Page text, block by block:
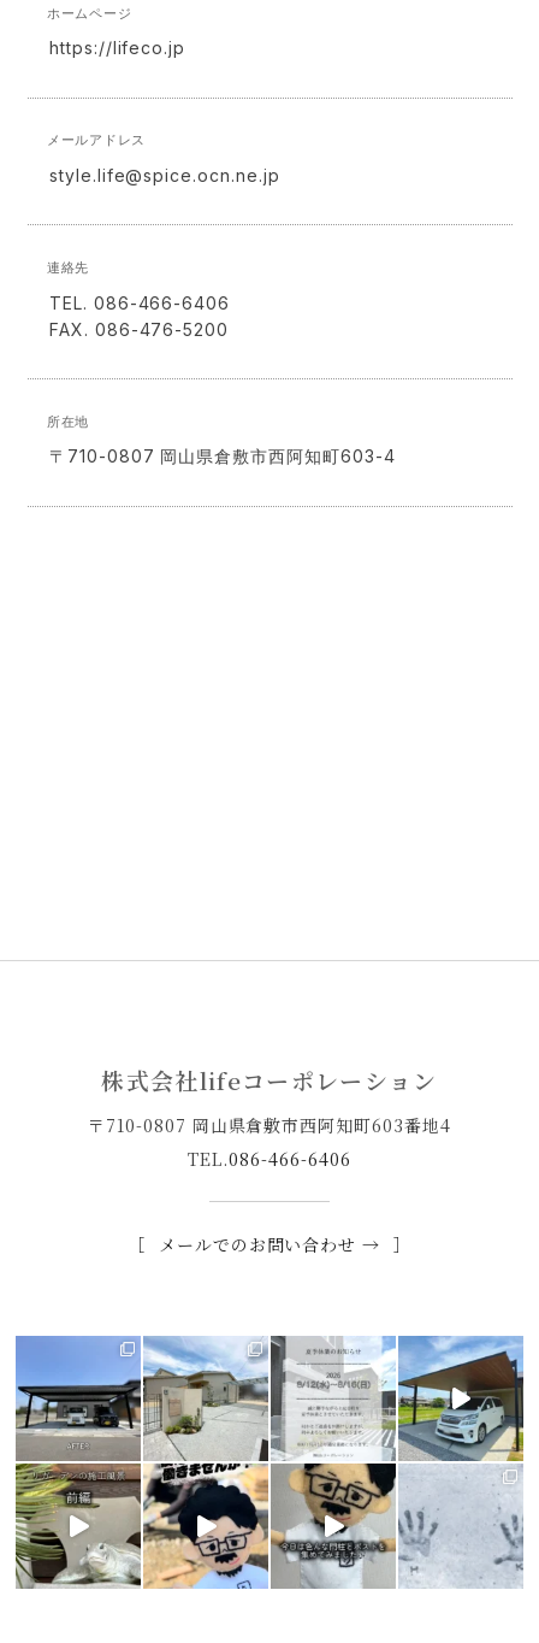
ホームページ
https://lifeco.jp
メールアドレス
style.life@spice.ocn.ne.jp
連絡先
TEL. 086-466-6406
FAX. 086-476-5200
所在地
〒710-0807 岡山県倉敷市西阿知町603-4
株式会社lifeコーポレーション
〒710-0807 岡山県倉敷市西阿知町603番地4
TEL.086-466-6406
メールでのお問い合わせ →